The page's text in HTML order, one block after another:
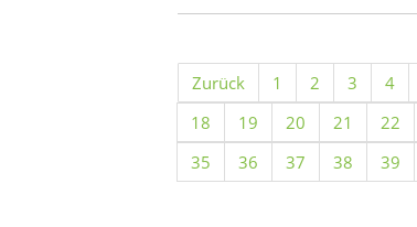
Zurück 1 2 3 4
18
19 20 21 22
35
36 37 38 39